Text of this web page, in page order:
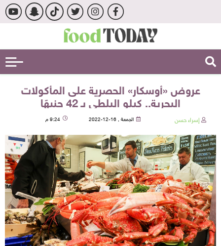
عروض «أوسكار» الحصرية على المأكولات
البحرية.. كيلو البلطي بـ 42 جنيهًا
إسراء حسن الجمعة , 16-12-2022 9:24 م